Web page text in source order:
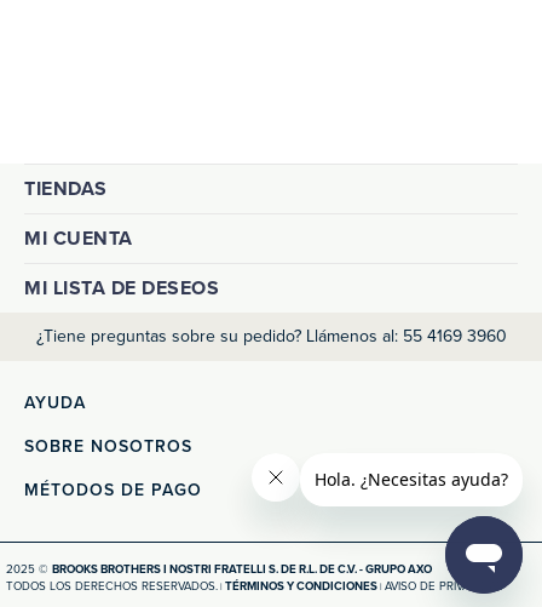
TIENDAS
MI CUENTA
MI LISTA DE DESEOS
¿Tiene preguntas sobre su pedido? Llámenos al: 55 4169 3960
AYUDA
SOBRE NOSOTROS
MÉTODOS DE PAGO
2025 © BROOKS BROTHERS I NOSTRI FRATELLI S. DE R.L. DE C.V. - GRUPO AXO
TODOS LOS DERECHOS RESERVADOS. | TÉRMINOS Y CONDICIONES | AVISO DE PRIVACIDAD